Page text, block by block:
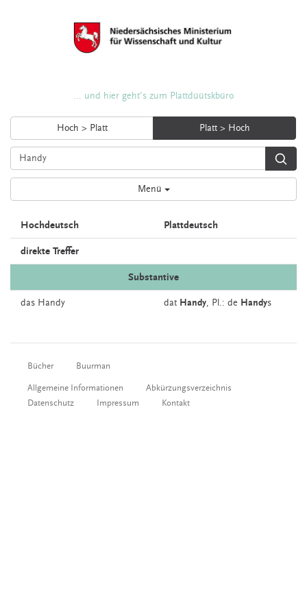
... und hier geht's zum Plattdüütskbüro
Hoch > Platt Platt > Hoch
Menü
Hochdeutsch Plattdeutsch
direkte Treffer
Substantive
das Handy dat Handy, Pl.: de Handys
Bücher Buurman
Allgemeine Informationen
Abkürzungsverzeichnis
Datenschutz
Impressum Kontakt